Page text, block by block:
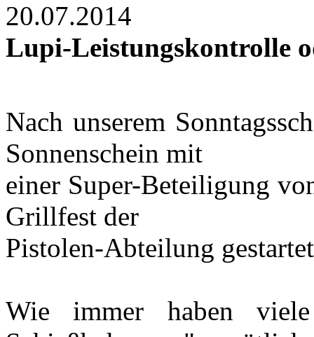
20.07.2014
Lupi-Leistungskontrolle
Nach unserem
Sonnenschein mit
einer Super-Beteiligung
Grillfest der
Pistolen-Abteilung
Wie immer haben